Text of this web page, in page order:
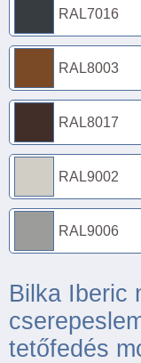
RAL7016
RAL8003
RAL8017
RAL9002
RAL9006
Bilka Iberic
tetőfedés